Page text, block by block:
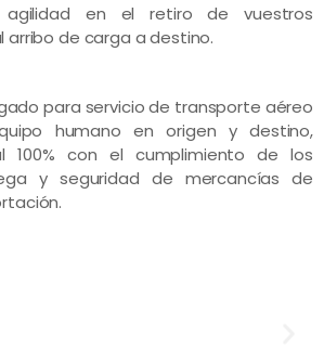
en el retiro de vuestros
arribo de carga a destino.
para servicio de transporte aéreo
humano en origen y destino,
100% con el cumplimiento de los
y seguridad de mercancías de